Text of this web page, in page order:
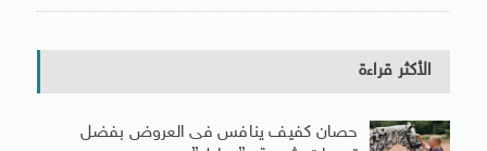
الأكثر قراءة
حصان كفيف ينافس فى العروض بفضل